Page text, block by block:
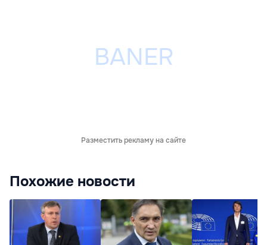
Разместить рекламу на сайте
Похожие новости